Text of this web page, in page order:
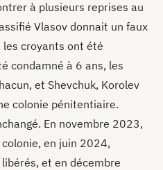
à plusieurs reprises au
Vlasov donnait un faux
croyants ont été
condamné à 6 ans, les
et Shevchuk, Korolev
colonie pénitentiaire.
En novembre 2023,
en juin 2024,
et en décembre